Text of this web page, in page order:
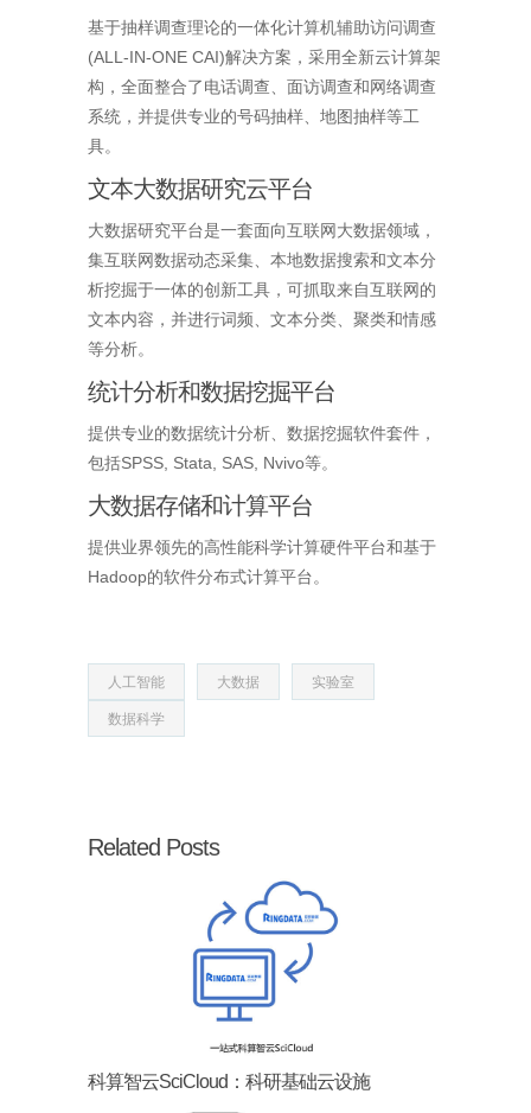
基于抽样调查理论的一体化计算机辅助访问调查
(ALL-IN-ONE CAI)解决方案，采用全新云计算架
构，全面整合了电话调查、面访调查和网络调查
系统，并提供专业的号码抽样、地图抽样等工
具。
文本大数据研究云平台
大数据研究平台是一套面向互联网大数据领域，
集互联网数据动态采集、本地数据搜索和文本分
析挖掘于一体的创新工具，可抓取来自互联网的
文本内容，并进行词频、文本分类、聚类和情感
等分析。
统计分析和数据挖掘平台
提供专业的数据统计分析、数据挖掘软件套件，
包括SPSS, Stata, SAS, Nvivo等。
大数据存储和计算平台
提供业界领先的高性能科学计算硬件平台和基于
Hadoop的软件分布式计算平台。
人工智能 大数据 实验室
数据科学
Related Posts
科算智云SciCloud：科研基础云设施